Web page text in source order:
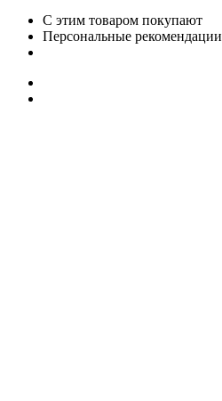
С этим товаром покупают
Персональные рекомендации